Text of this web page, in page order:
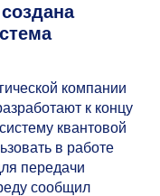
компании
к концу
квантовой
в работе
передачи
сообщил